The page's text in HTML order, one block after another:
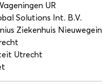
UR
Solutions Int. B.V.
Ziekenhuis Nieuwegein
Utrecht